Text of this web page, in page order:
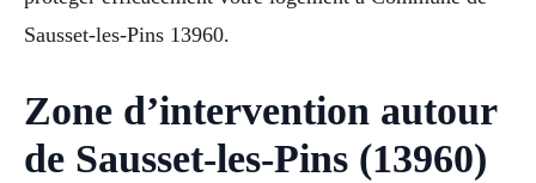
Sausset-les-Pins 13960.
Zone d’intervention autour
de Sausset-les-Pins (13960)